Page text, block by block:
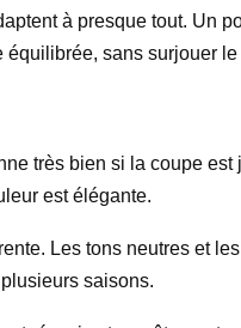
à presque tout. Un
équilibrée, sans surjouer le
très bien si la coupe
est élégante.
Les tons neutres et
saisons.